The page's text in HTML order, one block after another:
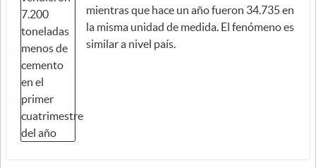
mientras que hace un año fueron 34.735 en
la misma unidad de medida. El fenómeno es
similar a nivel país.